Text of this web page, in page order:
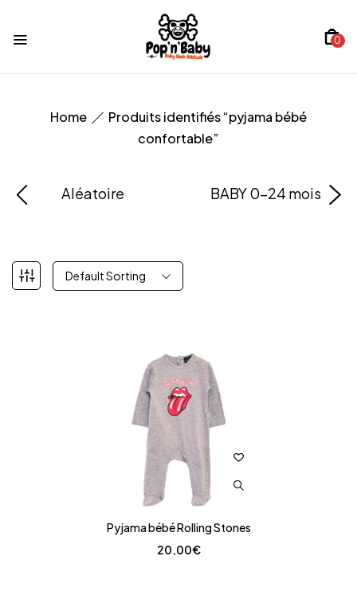
0
Home
Produits identifiés “pyjama bébé
confortable”
Aléatoire BABY 0-24 mois
Default Sorting
Pyjama bébé Rolling Stones
20,00€